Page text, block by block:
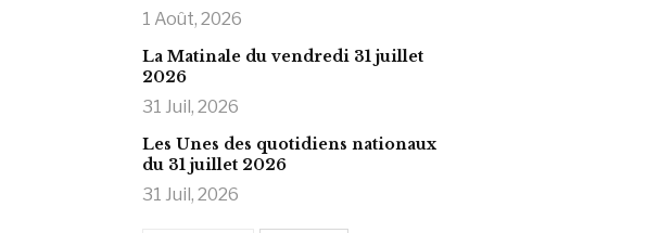
1 Août, 2026
La Matinale du vendredi 31 juillet
2026
31 Juil, 2026
Les Unes des quotidiens nationaux
du 31 juillet 2026
31 Juil, 2026